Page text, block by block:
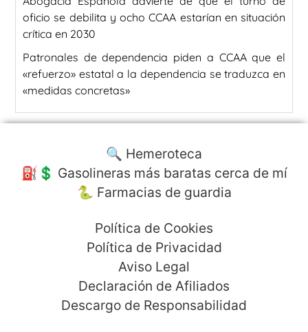
oficio se debilita y ocho CCAA estarían en situación
crítica en 2030
Patronales de dependencia piden a CCAA que el
«refuerzo» estatal a la dependencia se traduzca en
«medidas concretas»
🔍 Hemeroteca
⛽️💲 Gasolineras más baratas cerca de mí
🐍 Farmacias de guardia
Política de Cookies
Política de Privacidad
Aviso Legal
Declaración de Afiliados
Descargo de Responsabilidad